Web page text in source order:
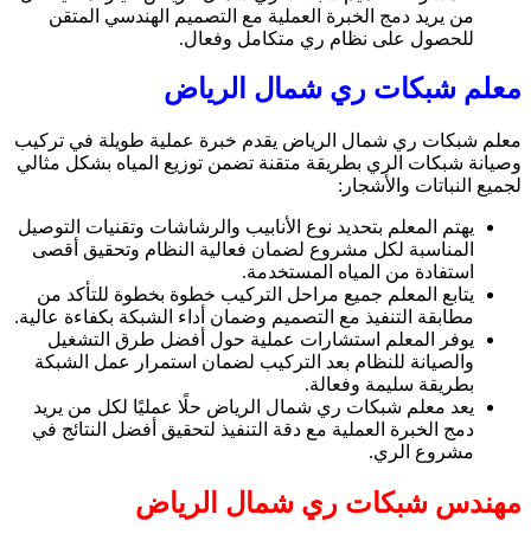
من يريد دمج الخبرة العملية مع التصميم الهندسي المتقن
للحصول على نظام ري متكامل وفعال.
معلم شبكات ري شمال الرياض
معلم شبكات ري شمال الرياض يقدم خبرة عملية طويلة في تركيب
وصيانة شبكات الري بطريقة متقنة تضمن توزيع المياه بشكل مثالي
لجميع النباتات والأشجار:
يهتم المعلم بتحديد نوع الأنابيب والرشاشات وتقنيات التوصيل
المناسبة لكل مشروع لضمان فعالية النظام وتحقيق أقصى
استفادة من المياه المستخدمة.
يتابع المعلم جميع مراحل التركيب خطوة بخطوة للتأكد من
مطابقة التنفيذ مع التصميم وضمان أداء الشبكة بكفاءة عالية.
يوفر المعلم استشارات عملية حول أفضل طرق التشغيل
والصيانة للنظام بعد التركيب لضمان استمرار عمل الشبكة
بطريقة سليمة وفعالة.
يعد معلم شبكات ري شمال الرياض حلًا عمليًا لكل من يريد
دمج الخبرة العملية مع دقة التنفيذ لتحقيق أفضل النتائج في
مشروع الري.
مهندس شبكات ري شمال الرياض